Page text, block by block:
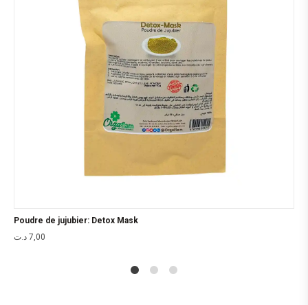
Poudre de jujubier: Detox Mask
7,00 د.ت